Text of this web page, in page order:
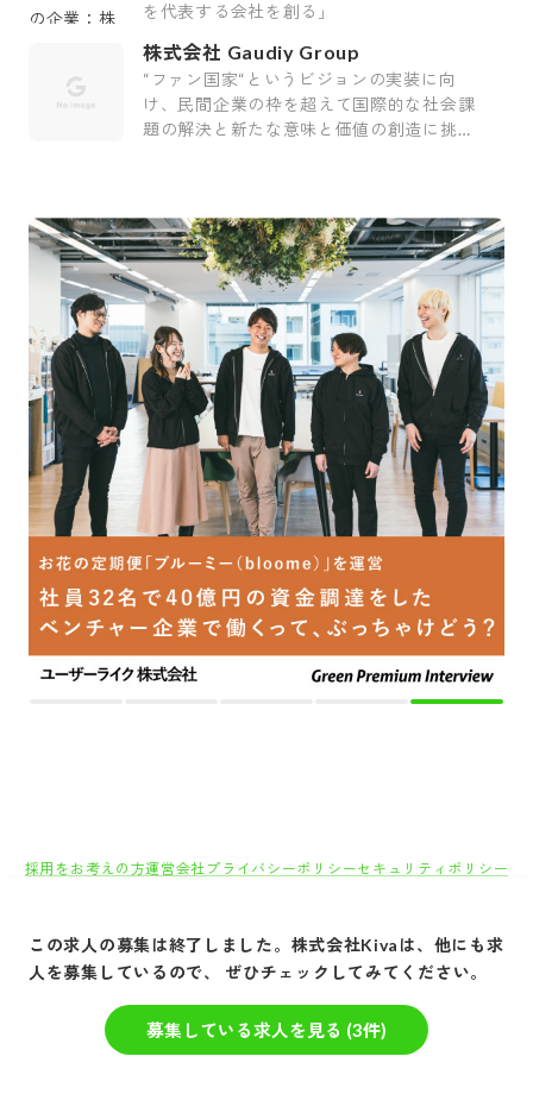
を代表する会社を創る」
株式会社 Gaudiy Group
“ファン国家“というビジョンの実装に向
け、民間企業の枠を超えて国際的な社会課
題の解決と新たな意味と価値の創造に挑む
この求人の募集は終了しました。 株式会社Kiva は、他にも求
人を募集しているので、 ぜひチェックしてみてください。
募集している求人を見る (3件)
採用をお考えの方運営会社 プライバシーポリシーセキュリティポリシー
Copyright© Atrae, Inc. All Right Reserved.